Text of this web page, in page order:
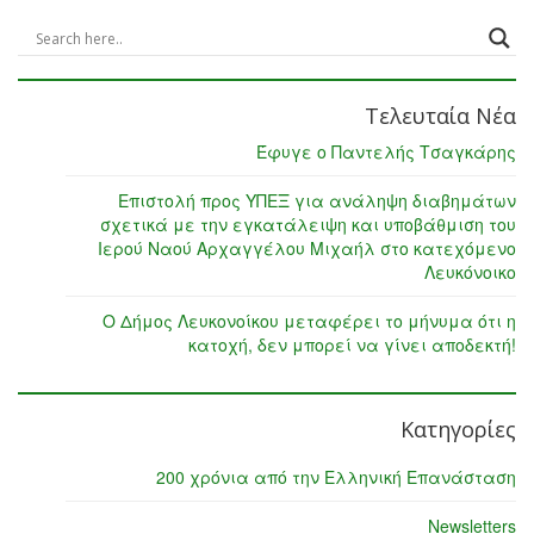
Τελευταία Νέα
Έφυγε ο Παντελής Τσαγκάρης
Επιστολή προς ΥΠΕΞ για ανάληψη διαβημάτων
σχετικά με την εγκατάλειψη και υποβάθμιση του
Ιερού Ναού Αρχαγγέλου Μιχαήλ στο κατεχόμενο
Λευκόνοικο
Ο Δήμος Λευκονοίκου μεταφέρει το μήνυμα ότι η
κατοχή, δεν μπορεί να γίνει αποδεκτή!
Κατηγορίες
200 χρόνια από την Ελληνική Επανάσταση
Newsletters